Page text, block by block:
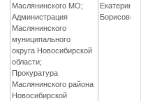
Маслянинского МО;
Администрация
Маслянинского
муниципального
округа Новосибирской
области;
Прокуратура
Маслянинского района
Новосибирской
Екатерина
Борисовна